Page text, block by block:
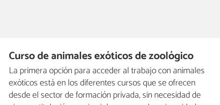
Curso de animales exóticos de zoológico
La primera opción para acceder al trabajo con animales
exóticos está en los diferentes cursos que se ofrecen
desde el sector de formación privada, sin necesidad de